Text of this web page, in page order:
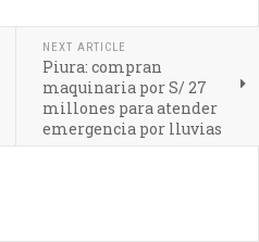
NEXT ARTICLE
Piura: compran
maquinaria por S/ 27
millones para atender
emergencia por lluvias